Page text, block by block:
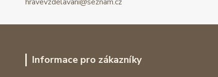
Informace pro zákazníky